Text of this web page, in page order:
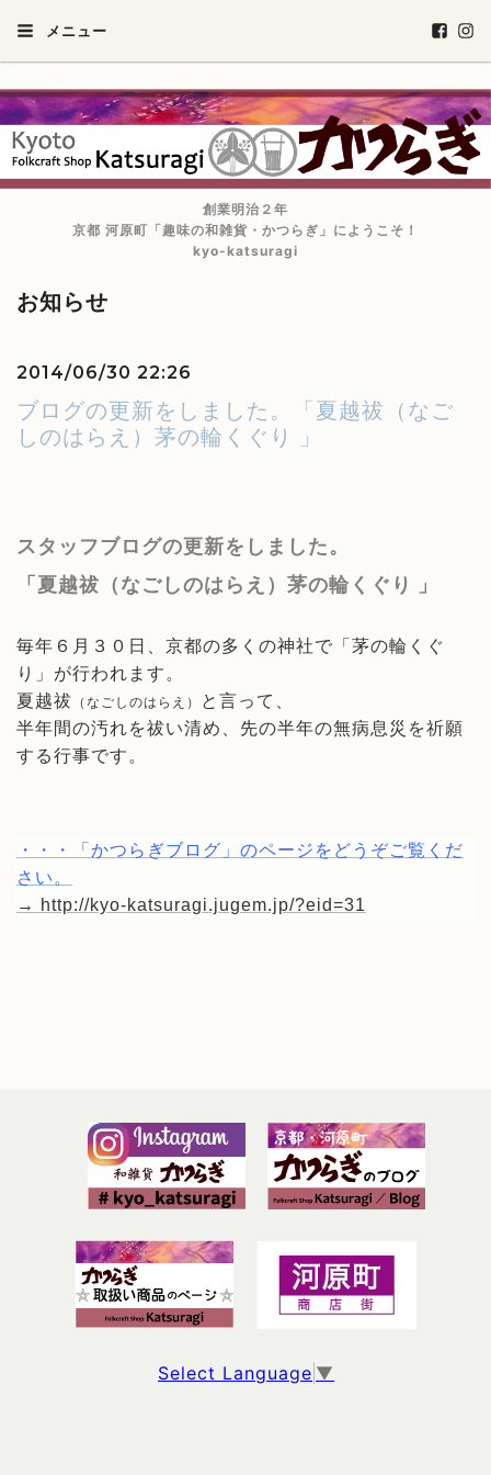
メニュー
創業明治２年
京都 河原町「趣味の和雑貨・かつらぎ」にようこそ！
kyo-katsuragi
お知らせ
2014/06/30 22:26
ブログの更新をしました。「夏越祓（なご
しのはらえ）茅の輪くぐり 」
スタッフブログの更新をしました。
「夏越祓（なごしのはらえ）茅の輪くぐり 」
毎年６月３０日、京都の多くの神社で「茅の輪くぐ
り」が行われます。
夏越祓 （なごしのはらえ）
と言って、
半年間の汚れを祓い清め、先の半年の無病息災を祈願
する行事です。
・・・「かつらぎブログ」のページをどうぞご覧くだ
さい。
→
http://kyo-katsuragi.jugem.jp/?eid=31
Select Language ▼